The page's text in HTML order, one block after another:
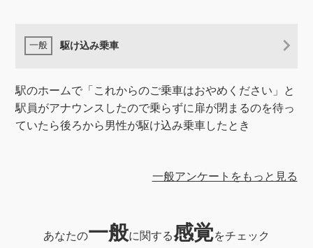
駆け込み乗車
駅のホームで「これからのご乗車はおやめください」と
駅員がアナウンスしたので乗らずに扉が閉まるのを待っ
ていたら後ろから男性が駆け込み乗車したとき
一般アンケートをもっと見る
あなたの一般に関する感覚をチェック